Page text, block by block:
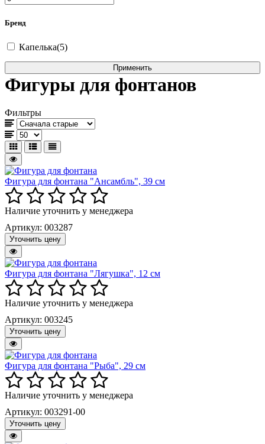
Бренд
Капелька(5)
Фигуры для фонтанов
Фильтры
Фигура для фонтана "Ансамбль", 39 см
Наличие уточнить у менеджера
Артикул: 003287
Уточнить цену
Фигура для фонтана "Лягушка", 12 см
Наличие уточнить у менеджера
Артикул: 003245
Уточнить цену
Фигура для фонтана "Рыба", 29 см
Наличие уточнить у менеджера
Артикул: 003291-00
Уточнить цену